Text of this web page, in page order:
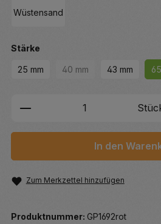
Wüstensand
Stärkeauswählen
25 mm 40 mm(Diese Option ist
43 mm
Produkt Anzahl: Gib
In den
Zum Merkzettel hinzufügen
Produktnummer: GP1692rot